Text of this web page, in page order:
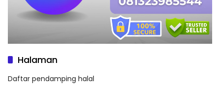
Halaman
Daftar pendamping halal